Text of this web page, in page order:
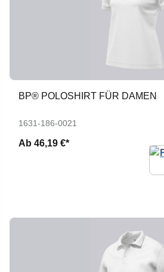
BP® POLOSHIRT FÜR DAMEN
1631-186-0021
Ab 46,19 €*